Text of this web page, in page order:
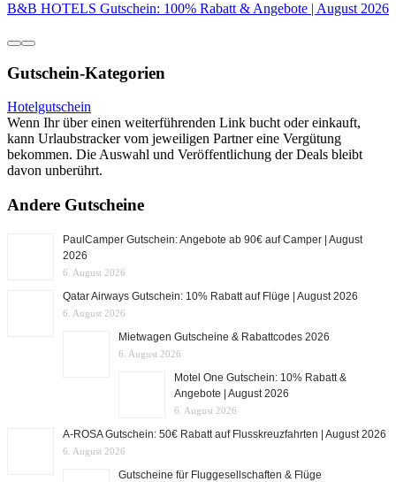
B&B HOTELS Gutschein: 100% Rabatt & Angebote | August 2026
Gutschein-Kategorien
Hotelgutschein
Wenn Ihr über einen weiterführenden Link bucht oder einkauft,
kann Urlaubstracker vom jeweiligen Partner eine Vergütung
bekommen. Die Auswahl und Veröffentlichung der Deals bleibt
davon unberührt.
Andere Gutscheine
PaulCamper Gutschein: Angebote ab 90€ auf Camper | August
2026
6. August 2026
Qatar Airways Gutschein: 10% Rabatt auf Flüge | August 2026
6. August 2026
Mietwagen Gutscheine & Rabattcodes 2026
6. August 2026
Motel One Gutschein: 10% Rabatt &
Angebote | August 2026
6. August 2026
A-ROSA Gutschein: 50€ Rabatt auf Flusskreuzfahrten | August 2026
6. August 2026
Gutscheine für Fluggesellschaften & Flüge